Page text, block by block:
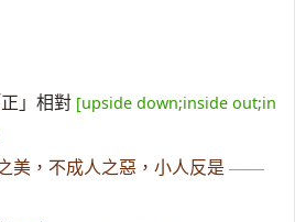
」相對 [upside down;inside out;in
美，不成人之惡，小人反是 ——